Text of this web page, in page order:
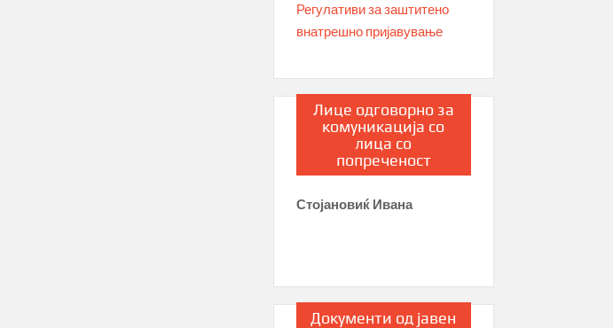
Регулативи за заштитено
внатрешно пријавување
Лице одговорно за
комуникација со
лица со
попреченост
Стојановиќ Ивана
Документи од јавен